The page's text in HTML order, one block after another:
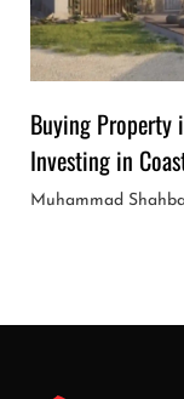
Buying Property
Investing in
Muhammad